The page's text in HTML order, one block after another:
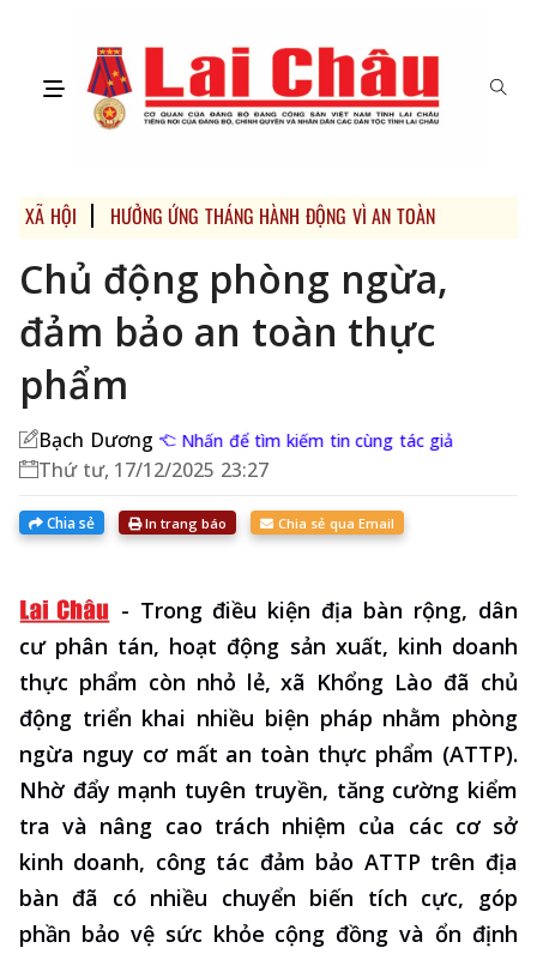
XÃ HỘI HƯỞNG ỨNG THÁNG HÀNH ĐỘNG VÌ AN TOÀN TOÀN
Chủ động phòng ngừa,
đảm bảo an toàn thực
phẩm
Bạch Dương Nhấn để tìm kiếm tin cùng tác giả
Thứ tư, 17/12/2025 23:27
Chia sẻ In trang báo Chia sẻ qua Email
- Trong điều kiện địa bàn rộng, dân
cư phân tán, hoạt động sản xuất, kinh doanh
thực phẩm còn nhỏ lẻ, xã Khổng Lào đã chủ
động triển khai nhiều biện pháp nhằm phòng
ngừa nguy cơ mất an toàn thực phẩm (ATTP).
Nhờ đẩy mạnh tuyên truyền, tăng cường kiểm
tra và nâng cao trách nhiệm của các cơ sở
kinh doanh, công tác đảm bảo ATTP trên địa
bàn đã có nhiều chuyển biến tích cực, góp
phần bảo vệ sức khỏe cộng đồng và ổn định